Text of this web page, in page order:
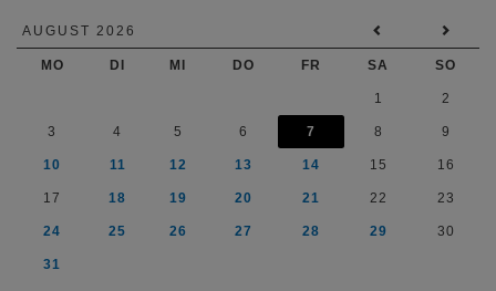
AUGUST 2026
MO DI MI DO FR SA SO
1 2
3 4 5 6 7 8 9
10 11 12 13 14 15 16
17 18 19 20 21 22 23
24 25 26 27 28 29 30
31